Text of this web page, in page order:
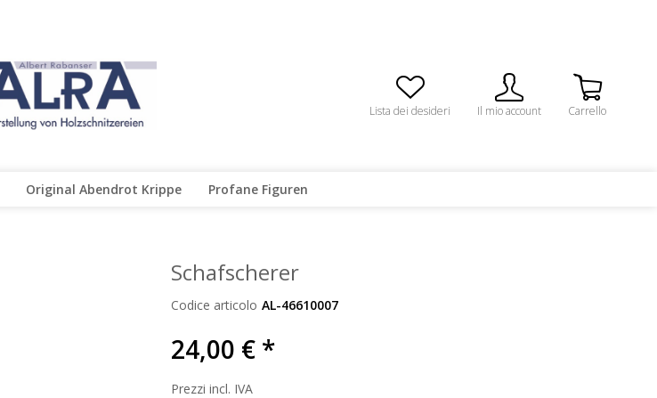
Lista dei desideri Il mio account Carrello
Original Abendrot Krippe Profane Figuren
Schafscherer
Codice articolo AL-46610007
24,00 € *
Prezzi incl. IVA